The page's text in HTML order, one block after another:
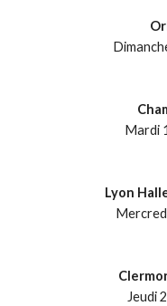
Mardi
Lyon
Jeudi